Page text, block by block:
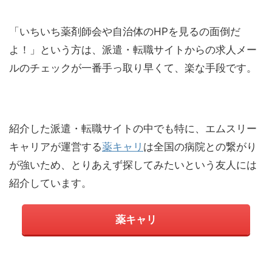
「いちいち薬剤師会や自治体のHPを見るの面倒だ
よ！」という方は、派遣・転職サイトからの求人メー
ルのチェックが一番手っ取り早くて、楽な手段です。
紹介した派遣・転職サイトの中でも特に、エムスリー
キャリアが運営する薬キャリ は全国の病院との繋がり
が強いため、とりあえず探してみたいという友人には
紹介しています。
薬キャリ